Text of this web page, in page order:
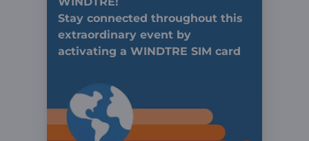
Stay connected throughout this
extraordinary event by
activating a WINDTRE SIM card